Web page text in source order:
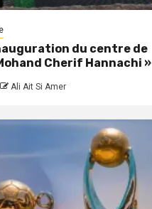
du centre de
Cherif Hannachi »
Ali Ait Si Amer